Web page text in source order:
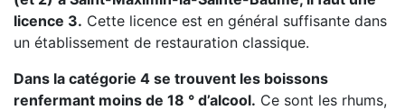
licence 3. Cette licence est en général suffisante dans
un établissement de restauration classique.
Dans la catégorie 4 se trouvent les boissons
renfermant moins de 18 ° d’alcool. Ce sont les rhums,